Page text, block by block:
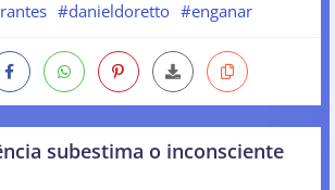
#danieldoretto #enganar
subestima o inconsciente